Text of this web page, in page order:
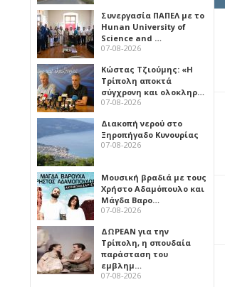
Συνεργασία ΠΑΠΕΛ με το
Hunan University of
Science and …
07-08-2026
Κώστας Τζιούμης: «Η
Τρίπολη αποκτά
σύγχρονη και ολοκληρ…
07-08-2026
Διακοπή νερού στο
Ξηροπήγαδο Κυνουρίας
07-08-2026
Μουσική βραδιά με τους
Χρήστο Αδαμόπουλο και
Μάγδα Βαρο…
07-08-2026
ΔΩΡΕΑΝ για την
Τρίπολη, η σπουδαία
παράσταση του
εμβλημ…
07-08-2026